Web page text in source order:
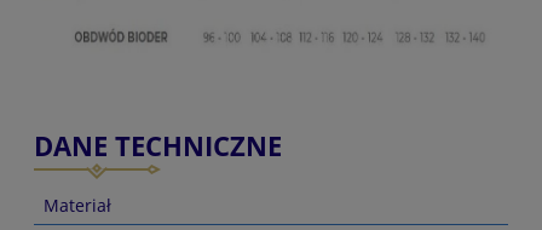
DANE TECHNICZNE
Materiał